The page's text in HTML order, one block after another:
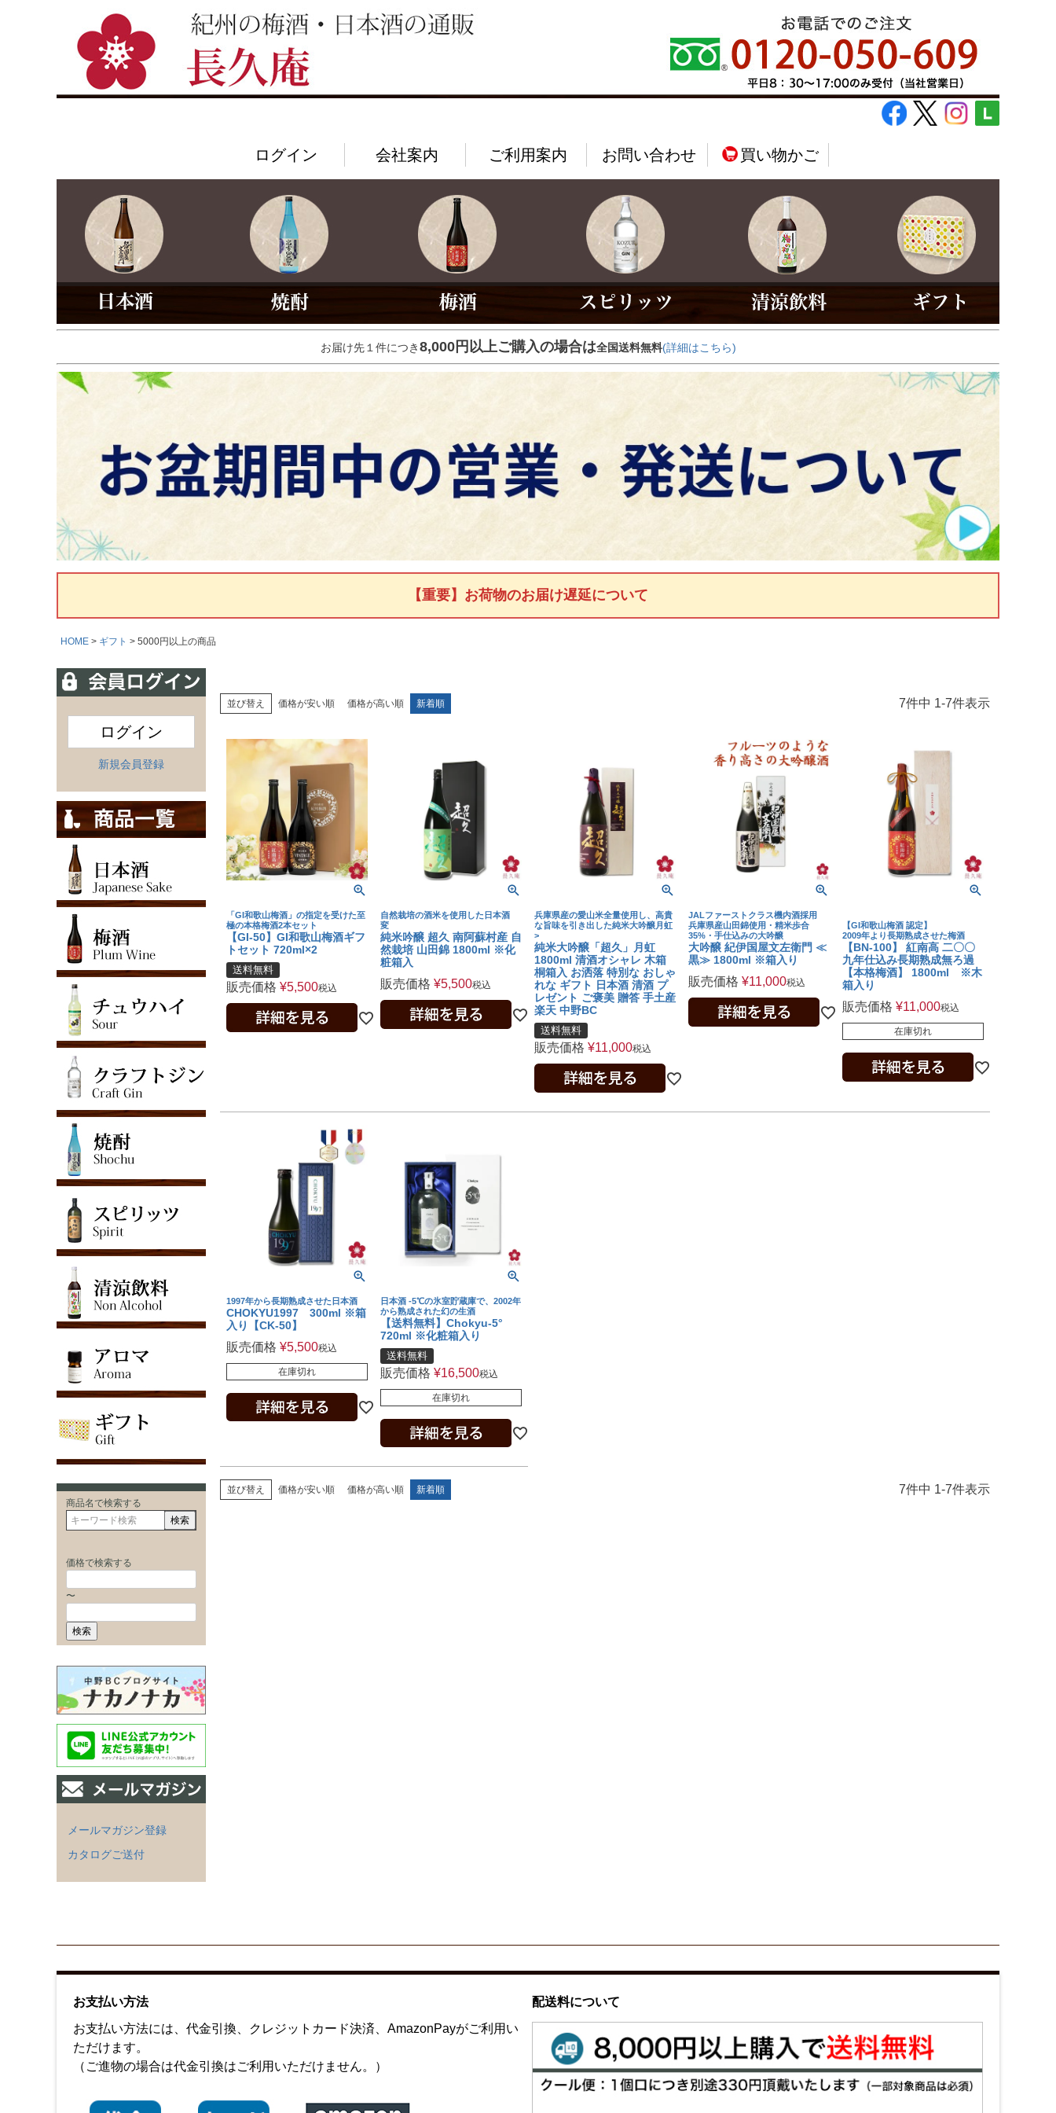
ログイン 会社案内 ご利用案内 お問い合わせ 買い物かご
お届け先１件につき8,000円以上ご購入の場合は全国送料無料(詳細はこちら)
【重要】お荷物のお届け遅延について
HOME ギフト 5000円以上の商品
ログイン
新規会員登録
商品名で検索する
検索
価格で検索する
〜
検索
メールマガジン登録
カタログご送付
並び替え 価格が安い順 価格が高い順 新着順 7件中 1-7件表示
「GI和歌山梅酒」の指定を受けた至
極の本格梅酒2本セット
【GI-50】GI和歌山梅酒ギフ
トセット 720ml×2
送料無料
販売価格 ¥5,500税込
自然栽培の酒米を使用した日本酒
変
純米吟醸 超久 南阿蘇村産 自
然栽培 山田錦 1800ml ※化
粧箱入
販売価格 ¥5,500税込
兵庫県産の愛山米全量使用し、高貴
な旨味を引き出した純米大吟醸月虹
>
純米大吟醸「超久」月虹
1800ml 清酒オシャレ 木箱
桐箱入 お洒落 特別な おしゃ
れな ギフト 日本酒 清酒 プ
レゼント ご褒美 贈答 手土産
楽天 中野BC
送料無料
販売価格 ¥11,000税込
JALファーストクラス機内酒採用
兵庫県産山田錦使用・精米歩合
35%・手仕込みの大吟醸
大吟醸 紀伊国屋文左衛門 ≪
黒≫ 1800ml ※箱入り
販売価格 ¥11,000税込
【GI和歌山梅酒 認定】
2009年より長期熟成させた梅酒
【BN-100】 紅南高 二〇〇
九年仕込み長期熟成無ろ過
【本格梅酒】 1800ml ※木
箱入り
販売価格 ¥11,000税込
在庫切れ
1997年から長期熟成させた日本酒
CHOKYU1997 300ml ※箱
入り【CK-50】
販売価格 ¥5,500税込
在庫切れ
日本酒 -5℃の氷室貯蔵庫で、2002年
から熟成された幻の生酒
【送料無料】Chokyu-5°
720ml ※化粧箱入り
送料無料
販売価格 ¥16,500税込
在庫切れ
並び替え 価格が安い順 価格が高い順 新着順 7件中 1-7件表示
お支払い方法
お支払い方法には、代金引換、クレジットカード決済、AmazonPayがご利用い
ただけます。
（ご進物の場合は代金引換はご利用いただけません。）
配送料について